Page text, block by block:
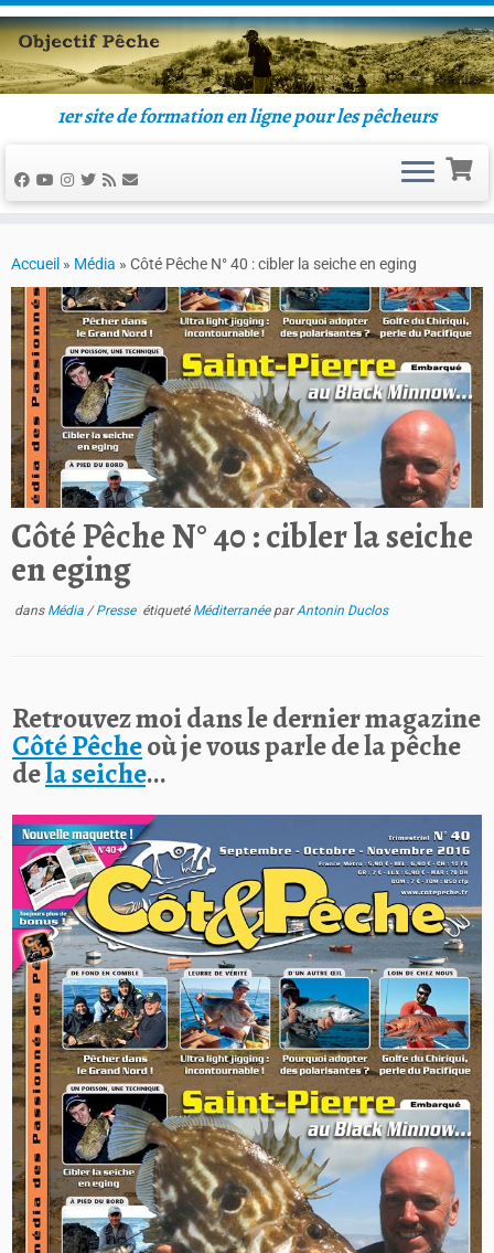
1er site de formation en ligne pour les pêcheurs
Accueil » Média » Côté Pêche N° 40 : cibler la seiche en eging
Côté Pêche N° 40 : cibler la seiche
en eging
dans Média /Presse étiqueté Méditerranée parAntonin Duclos
Retrouvez moi dans le dernier magazine
Côté Pêcheoù je vous parle de la pêche
dela seiche…